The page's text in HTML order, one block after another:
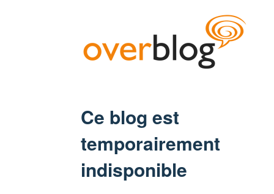
Ce blog est
temporairement
indisponible